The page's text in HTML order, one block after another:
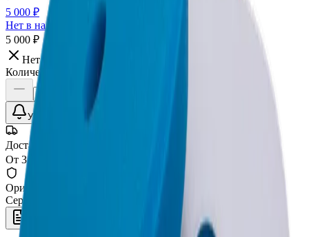
5 000 ₽
Нет в наличии
5 000 ₽
Нет в наличии
Количество:
Уточнить наличие
Доставка СДЭК
От 350₽ по России
Оригинал 100%
Сертифицированный товар